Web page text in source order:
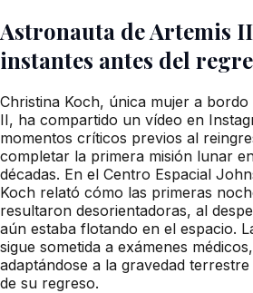
Astronauta de Artemis
instantes antes del
Christina Koch, única mujer a bordo
II, ha compartido un vídeo en
momentos críticos previos al
completar la primera misión lunar
décadas. En el Centro Espacial
Koch relató cómo las primeras
resultaron desorientadoras, al
aún estaba flotando en el espacio.
sigue sometida a exámenes
adaptándose a la gravedad
de su regreso.